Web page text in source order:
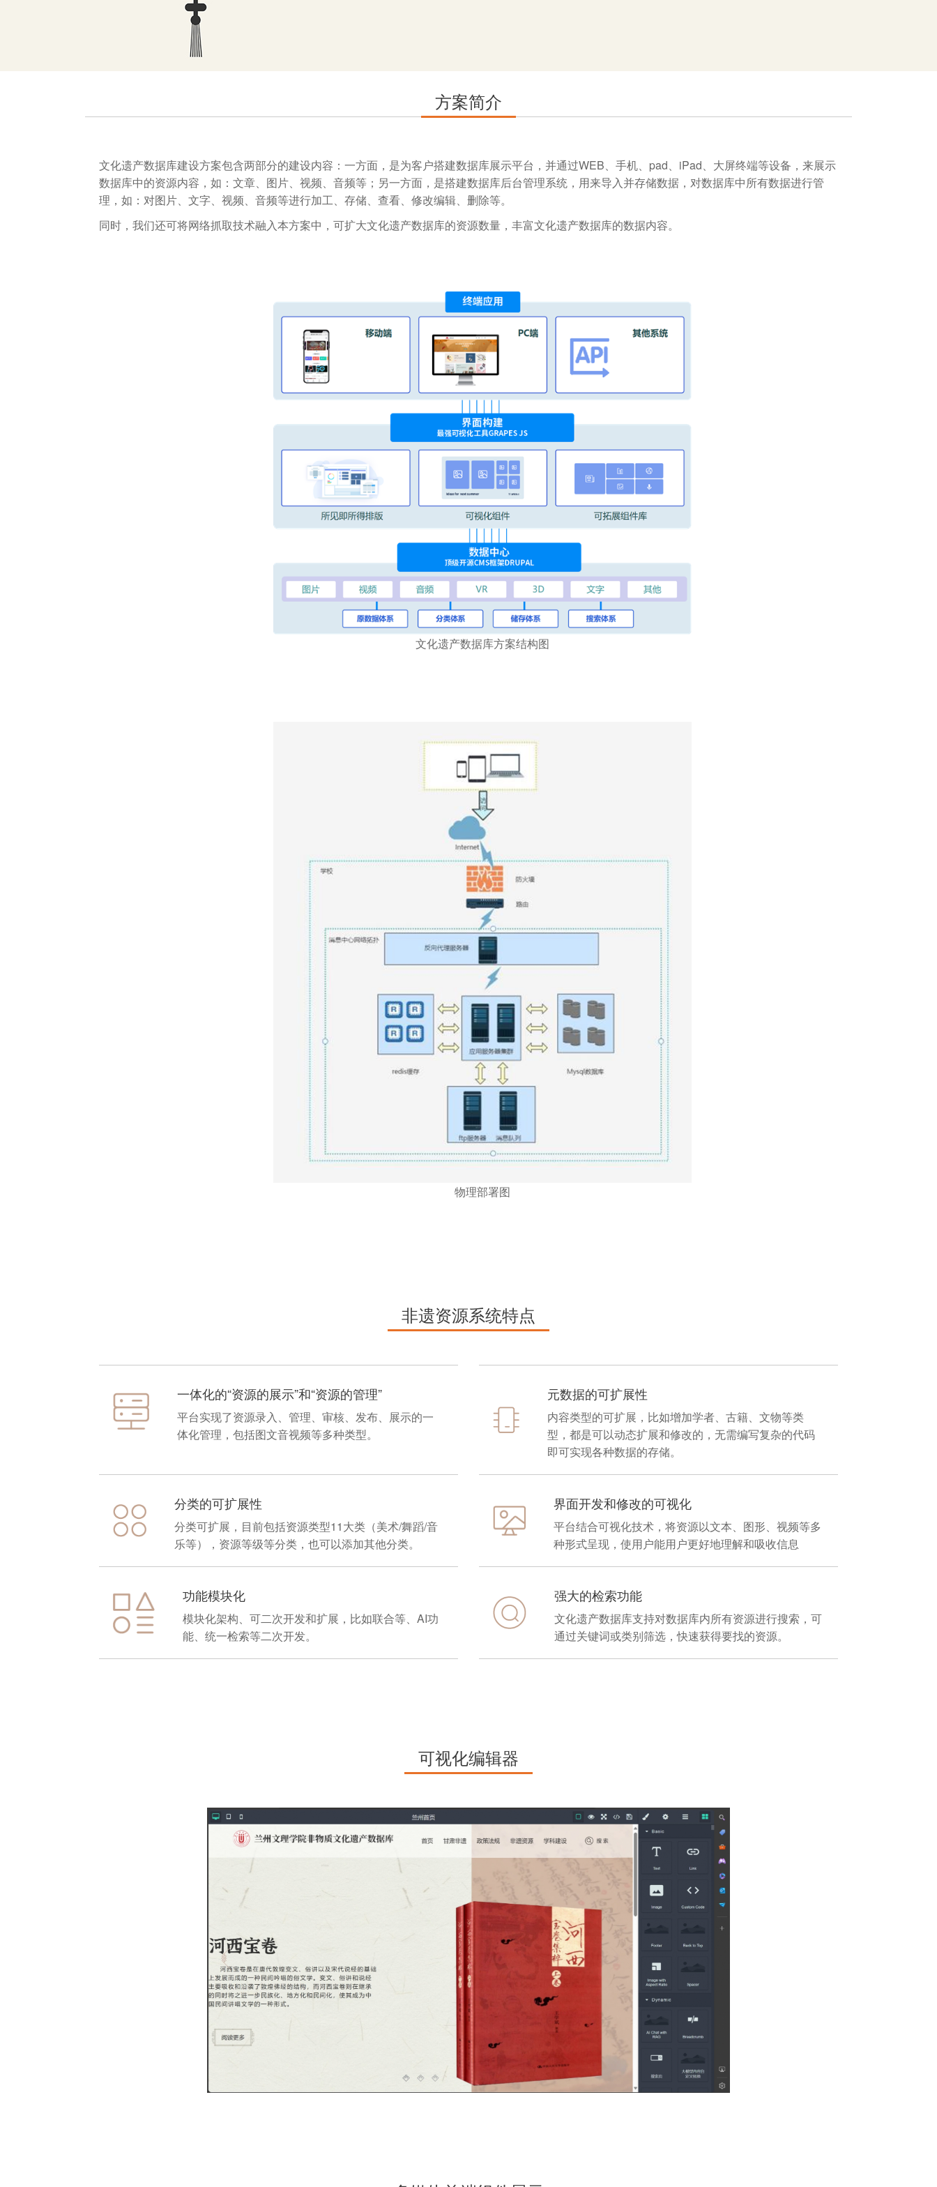
方案简介
文化遗产数据库建设方案包含两部分的建设内容：一方面，是为客户搭建数据库展示平台，并通过WEB、手机、pad、iPad、大屏终端等设备，来展示
数据库中的资源内容，如：文章、图片、视频、音频等；另一方面，是搭建数据库后台管理系统，用来导入并存储数据，对数据库中所有数据进行管
理，如：对图片、文字、视频、音频等进行加工、存储、查看、修改编辑、删除等。
同时，我们还可将网络抓取技术融入本方案中，可扩大文化遗产数据库的资源数量，丰富文化遗产数据库的数据内容。
文化遗产数据库方案结构图
物理部署图
非遗资源系统特点
一体化的“资源的展示”和“资源的管理”
平台实现了资源录入、管理、审核、发布、展示的一
体化管理，包括图文音视频等多种类型。
元数据的可扩展性
内容类型的可扩展，比如增加学者、古籍、文物等类
型，都是可以动态扩展和修改的，无需编写复杂的代码
即可实现各种数据的存储。
分类的可扩展性
分类可扩展，目前包括资源类型11大类（美术/舞蹈/音
乐等），资源等级等分类，也可以添加其他分类。
界面开发和修改的可视化
平台结合可视化技术，将资源以文本、图形、视频等多
种形式呈现，使用户能用户更好地理解和吸收信息
功能模块化
模块化架构、可二次开发和扩展，比如联合等、AI功
能、统一检索等二次开发。
强大的检索功能
文化遗产数据库支持对数据库内所有资源进行搜索，可
通过关键词或类别筛选，快速获得要找的资源。
可视化编辑器